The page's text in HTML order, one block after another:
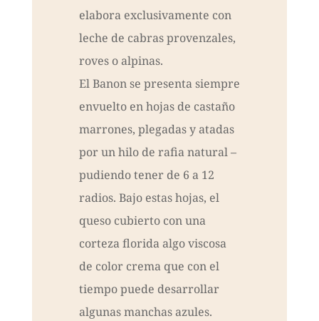
elabora exclusivamente con
leche de cabras provenzales,
roves o alpinas.
El Banon se presenta siempre
envuelto en hojas de castaño
marrones, plegadas y atadas
por un hilo de rafia natural –
pudiendo tener de 6 a 12
radios. Bajo estas hojas, el
queso cubierto con una
corteza florida algo viscosa
de color crema que con el
tiempo puede desarrollar
algunas manchas azules.